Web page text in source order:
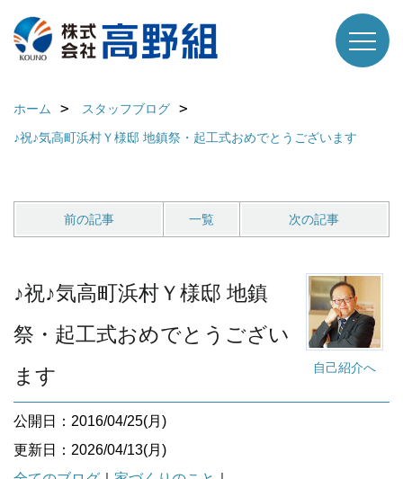
ホーム
スタッフブログ
♪祝♪気高町浜村Ｙ様邸 地鎮祭・起工式おめでとうございます
前の記事 一覧 次の記事
自己紹介へ
♪祝♪気高町浜村Ｙ様邸 地鎮
祭・起工式おめでとうござい
ます
公開日：2016/04/25(月)
更新日：2026/04/13(月)